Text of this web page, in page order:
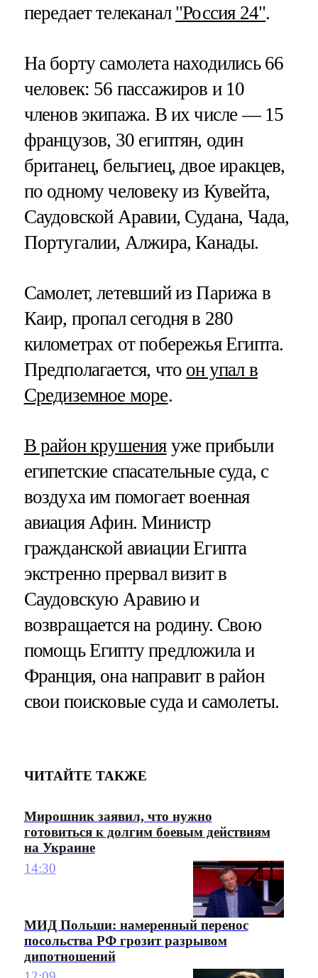
передает телеканал "Россия 24".
На борту самолета находились 66
человек: 56 пассажиров и 10
членов экипажа. В их числе — 15
французов, 30 египтян, один
британец, бельгиец, двое иракцев,
по одному человеку из Кувейта,
Саудовской Аравии, Судана, Чада,
Португалии, Алжира, Канады.
Самолет, летевший из Парижа в
Каир, пропал сегодня в 280
километрах от побережья Египта.
Предполагается, что он упал в
Средиземное море.
В район крушенияуже прибыли
египетские спасательные суда, с
воздуха им помогает военная
авиация Афин. Министр
гражданской авиации Египта
экстренно прервал визит в
Саудовскую Аравию и
возвращается на родину. Свою
помощь Египту предложила и
Франция, она направит в район
свои поисковые суда и самолеты.
ЧИТАЙТЕ ТАКЖЕ
Мирошник заявил, что нужно
готовиться к долгим боевым действиям
на Украине
14:30
МИД Польши: намеренный перенос
посольства РФ грозит разрывом
дипотношений